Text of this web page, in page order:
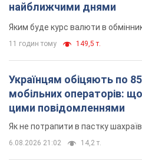
найближчими днями
Яким буде курс валюти в
11 годин тому 149,5 т.
Українцям обіцяють по
мобільних операторів:
цими повідомленнями
Як не потрапити в пастку шахраїв
6.08.2026 21:02 14,2 т.